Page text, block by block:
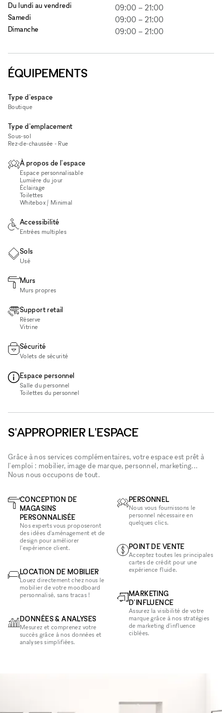
Du lundi au vendredi 09:00 – 21:00
Samedi 09:00 – 21:00
Dimanche 09:00 – 21:00
ÉQUIPEMENTS
Type d'espace
Boutique
Type d'emplacement
Sous-sol
Rez-de-chaussée - Rue
À propos de l'espace
Espace personnalisable
Lumière du jour
Éclairage
Toilettes
Whitebox / Minimal
Accessibilité
Entrées multiples
Sols
Usé
Murs
Murs propres
Support retail
Réserve
Vitrine
Sécurité
Volets de sécurité
Espace personnel
Salle du personnel
Toilettes du personnel
S'APPROPRIER L'ESPACE
Grâce à nos services complémentaires, votre espace est prêt à
l'emploi : mobilier, image de marque, personnel, marketing...
Nous nous occupons de tout.
CONCEPTION DE
MAGASINS
PERSONNALISÉE
Nos experts vous proposeront
des idées d'aménagement et de
design pour améliorer
l'expérience client.
LOCATION DE MOBILIER
Louez directement chez nous le
mobilier de votre moodboard
personnalisé, sans tracas !
DONNÉES & ANALYSES
Mesurez et comprenez votre
succès grâce à nos données et
analyses simplifiées.
PERSONNEL
Nous vous fournissons le
personnel nécessaire en
quelques clics.
POINT DE VENTE
Acceptez toutes les principales
cartes de crédit pour une
expérience fluide.
MARKETING
D'INFLUENCE
Assurez la visibilité de votre
marque grâce à nos stratégies
de marketing d'influence
ciblées.